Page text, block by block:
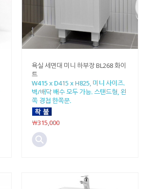
욕실 세면대 미니 하부장 BL268 화이
트
W415 x D415 x H825, 미니 사이즈.
벽/배닥 배수 모두 가능. 스탠드형, 왼
쪽 경첩 한쪽문.
￦315,000